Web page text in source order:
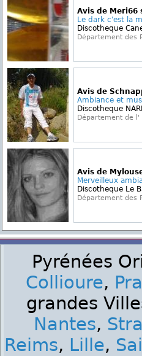
Avis de Meri66
Le dark c'est la
Discotheque
Département des
Avis de
Ambiance et
Discotheque
Département de l'
Avis de
Merveilleux
Discotheque Le
Département des
Pyrénées
Collioure,
grandes
Nantes,
Reims, Lille,